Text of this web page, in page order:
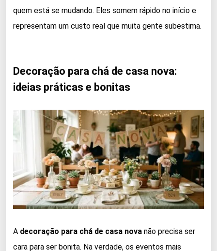
quem está se mudando. Eles somem rápido no início e
representam um custo real que muita gente subestima.
Decoração para chá de casa nova:
ideias práticas e bonitas
A decoração para chá de casa nova não precisa ser
cara para ser bonita. Na verdade, os eventos mais